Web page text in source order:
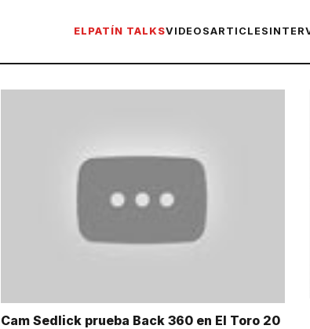
ELPATÍN TALKSVIDEOSARTICLES
Cam Sedlick prueba Back 360 en El Toro 20